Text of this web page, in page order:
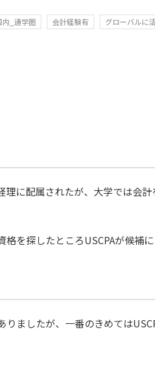
内_通学圏 会計経験有 グローバルに
に配属されたが、大学では会
を探したところUSCPAが候補
ましたが、一番のきめては